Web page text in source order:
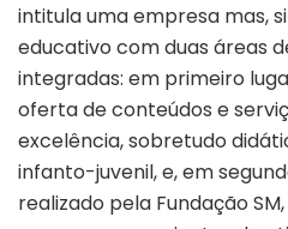
intitula uma empresa mas,
educativo com duas áreas
integradas: em primeiro
oferta de conteúdos e
excelência, sobretudo
infanto-juvenil, e, em
realizado pela Fundação